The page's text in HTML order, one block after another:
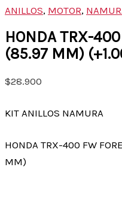
ANILLOS, MOTOR,
HONDA TRX-
(85.97 MM)
$28.900
KIT ANILLOS NAMURA
HONDA TRX-400 FW
MM)